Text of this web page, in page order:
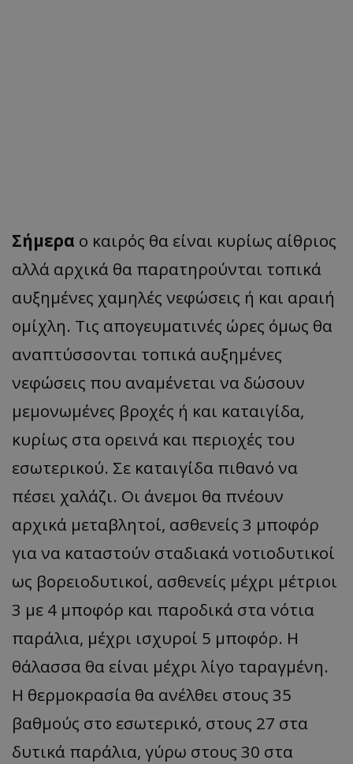
Σήμερα ο καιρός θα είναι κυρίως αίθριος
αλλά αρχικά θα παρατηρούνται τοπικά
αυξημένες χαμηλές νεφώσεις ή και αραιή
ομίχλη. Τις απογευματινές ώρες όμως θα
αναπτύσσονται τοπικά αυξημένες
νεφώσεις που αναμένεται να δώσουν
μεμονωμένες βροχές ή και καταιγίδα,
κυρίως στα ορεινά και περιοχές του
εσωτερικού. Σε καταιγίδα πιθανό να
πέσει χαλάζι. Οι άνεμοι θα πνέουν
αρχικά μεταβλητοί, ασθενείς 3 μποφόρ
για να καταστούν σταδιακά νοτιοδυτικοί
ως βορειοδυτικοί, ασθενείς μέχρι μέτριοι
3 με 4 μποφόρ και παροδικά στα νότια
παράλια, μέχρι ισχυροί 5 μποφόρ. Η
θάλασσα θα είναι μέχρι λίγο ταραγμένη.
Η θερμοκρασία θα ανέλθει στους 35
βαθμούς στο εσωτερικό, στους 27 στα
δυτικά παράλια, γύρω στους 30 στα